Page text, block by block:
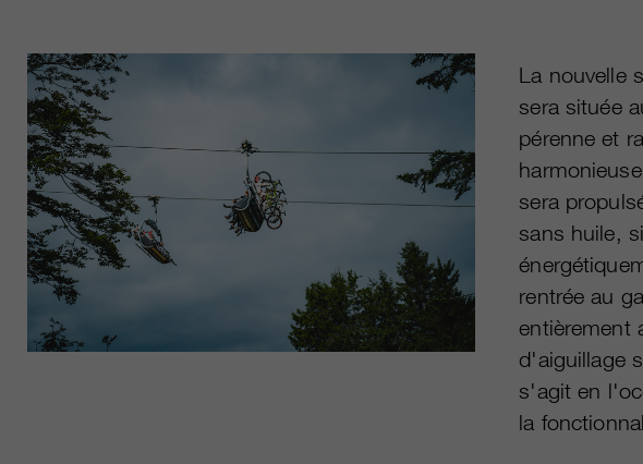
La nouvelle
sera située
pérenne et
sera
sans huile,
rentrée au
entièrement
d'aiguillage
s'agit en
la